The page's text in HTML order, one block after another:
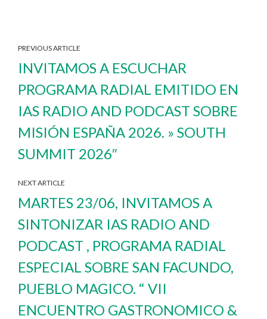
PREVIOUS ARTICLE
INVITAMOS A ESCUCHAR
PROGRAMA RADIAL EMITIDO EN
IAS RADIO AND PODCAST SOBRE
MISIÓN ESPAÑA 2026. » SOUTH
SUMMIT 2026″
NEXT ARTICLE
MARTES 23/06, INVITAMOS A
SINTONIZAR IAS RADIO AND
PODCAST , PROGRAMA RADIAL
ESPECIAL SOBRE SAN FACUNDO,
PUEBLO MAGICO. “ VII
ENCUENTRO GASTRONOMICO &